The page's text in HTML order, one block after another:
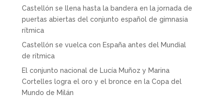
Castellón se llena hasta la bandera en la jornada de
puertas abiertas del conjunto español de gimnasia
rítmica
Castellón se vuelca con España antes del Mundial
de rítmica
El conjunto nacional de Lucía Muñoz y Marina
Cortelles logra el oro y el bronce en la Copa del
Mundo de Milán